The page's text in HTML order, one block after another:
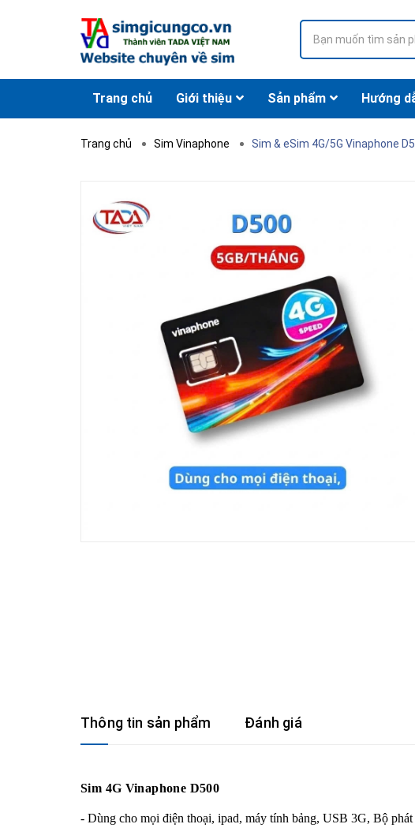
Trang chủ Giới thiệu Sản phẩm Hướng
Trang chủ Sim Vinaphone Sim & eSim 4G/5G Vinaphone
Thông tin sản phẩm Đánh giá
Sim 4G Vinaphone D500
- Dùng cho mọi điện thoại, ipad, máy tính bảng, USB 3G, Bộ